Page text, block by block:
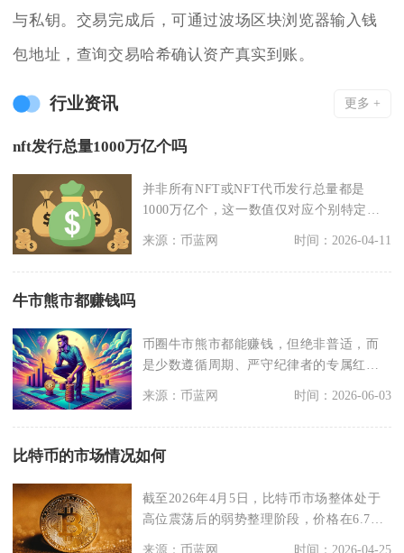
与私钥。交易完成后，可通过波场区块浏览器输入钱
包地址，查询交易哈希确认资产真实到账。
行业资讯 更多 +
nft发行总量1000万亿个吗
并非所有NFT或NFT代币发行总量都是
1000万亿个，这一数值仅对应个别特定项
来源：币蓝网 时间：2026-04-11
牛市熊市都赚钱吗
币圈牛市熊市都能赚钱，但绝非普适，而
是少数遵循周期、严守纪律者的专属红
来源：币蓝网 时间：2026-06-03
比特币的市场情况如何
截至2026年4月5日，比特币市场整体处于
高位震荡后的弱势整理阶段，价格在6.7万
美元附近
来源：币蓝网 时间：2026-04-25